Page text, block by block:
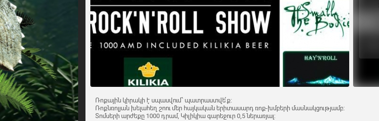
Ռոքային կիրակի է սպասվում՝ պատրաստվե՛ք։
Ռոքնռոլյան խելահեղ շոու մեր հայկական երիտասարդ ռոք-խմբերի մասնակցությամբ:
Տոմսերի արժեքը 1000 դրամ, Կիլիկիա գարեջուր 0,5 ներառյալ։